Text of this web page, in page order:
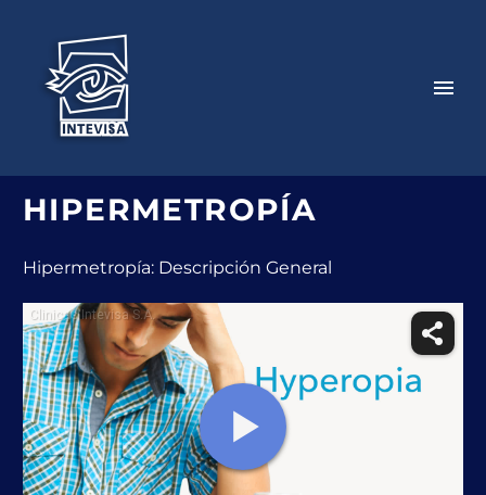
HIPERMETROPÍA
Hipermetropía: Descripción General